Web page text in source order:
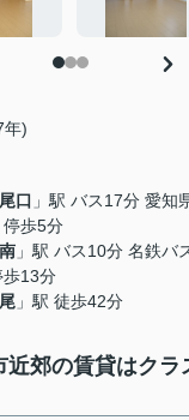
年)
口 」駅 バス17分 愛知
歩5分
」駅 バス10分 名鉄バ
歩13分
」駅 徒歩42分
の賃貸はクラ